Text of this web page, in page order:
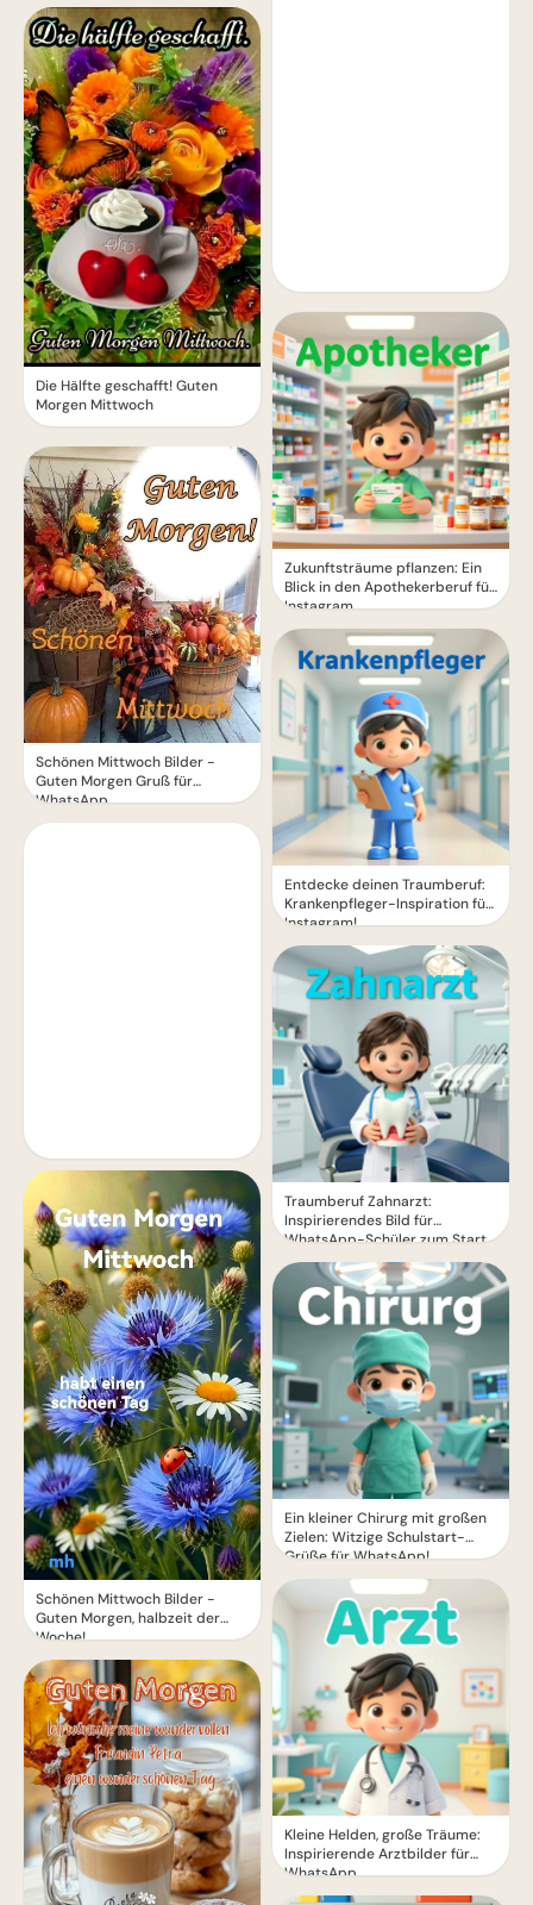
Die Hälfte geschafft! Guten
Morgen Mittwoch
Schönen Mittwoch Bilder -
Guten Morgen Gruß für
WhatsApp
Schönen Mittwoch Bilder -
Guten Morgen, halbzeit der
Woche!
Zukunftsträume pflanzen: Ein
Blick in den Apothekerberuf für
Instagram
Entdecke deinen Traumberuf:
Krankenpfleger-Inspiration für
Instagram!
Traumberuf Zahnarzt:
Inspirierendes Bild für
WhatsApp-Schüler zum Start
Ein kleiner Chirurg mit großen
Zielen: Witzige Schulstart-
Grüße für WhatsApp!
Kleine Helden, große Träume:
Inspirierende Arztbilder für
WhatsApp.